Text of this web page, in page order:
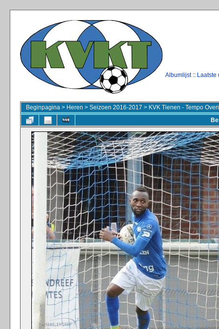
Albumlijst:: Laatste
Beginpagina > Heren > Seizoen 2016-2017 > KVK Tienen - Tempo